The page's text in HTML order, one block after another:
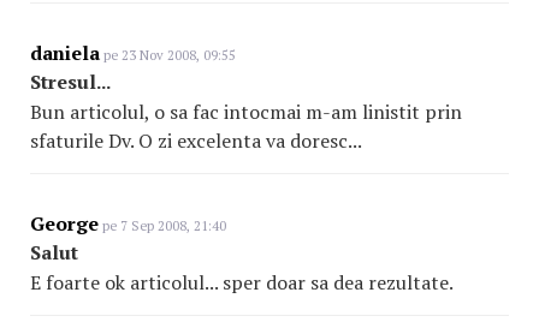
daniela pe 23 Nov 2008, 09:55
Stresul...
Bun articolul, o sa fac intocmai m-am linistit prin
sfaturile Dv. O zi excelenta va doresc...
George pe 7 Sep 2008, 21:40
Salut
E foarte ok articolul... sper doar sa dea rezultate.